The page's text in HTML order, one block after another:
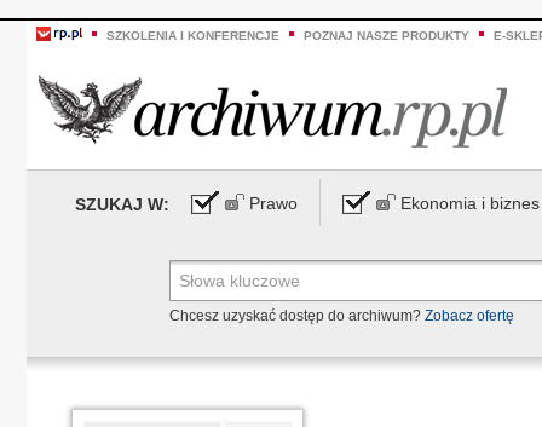
SZKOLENIA I KONFERENCJE POZNAJ NASZE PRODUKTY E-
SZUKAJ W: Prawo Ekonomia i biznes
Chcesz uzyskać dostęp do archiwum? Zobacz ofertę